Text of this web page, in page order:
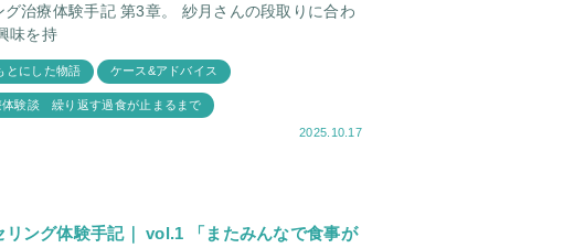
第3章。 紗月さんの段取りに合わ
味を持
とにした物語 ケース&アドバイス
体験談 繰り返す過食が止まるまで
2025.10.17
リング体験手記｜ vol.1 「またみんなで食事が